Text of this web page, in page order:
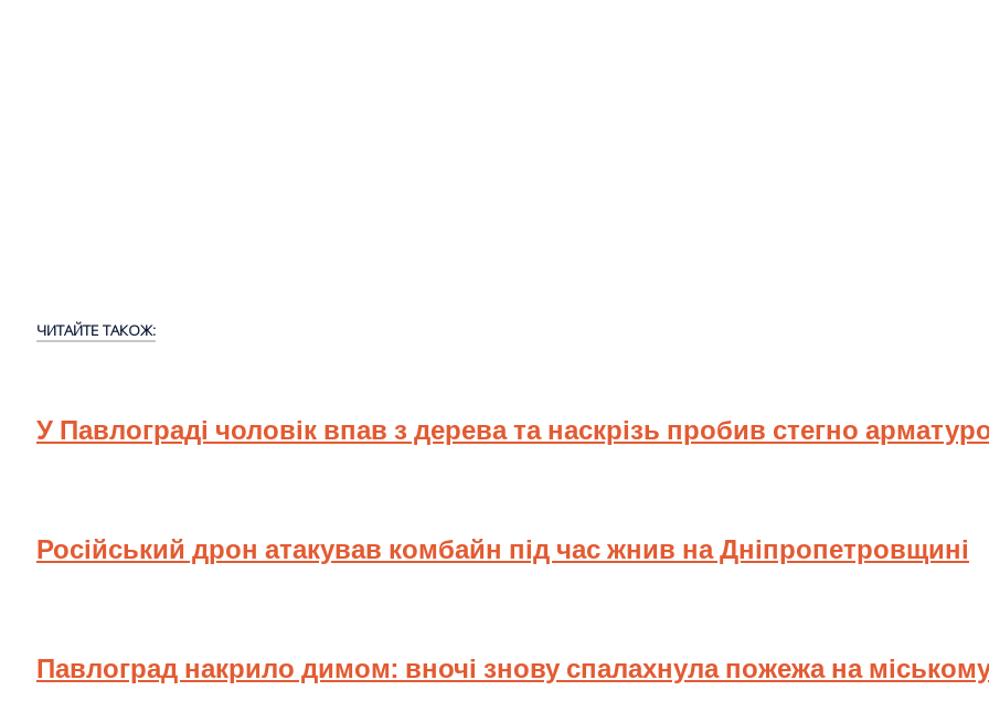
ЧИТАЙТЕ ТАКОЖ:
У Павлограді чоловік впав з дерева та наскрізь пробив стегно
Російський дрон атакував комбайн під час жнив на Дніпропетровщині
Павлоград накрило димом: вночі знову спалахнула пожежа на